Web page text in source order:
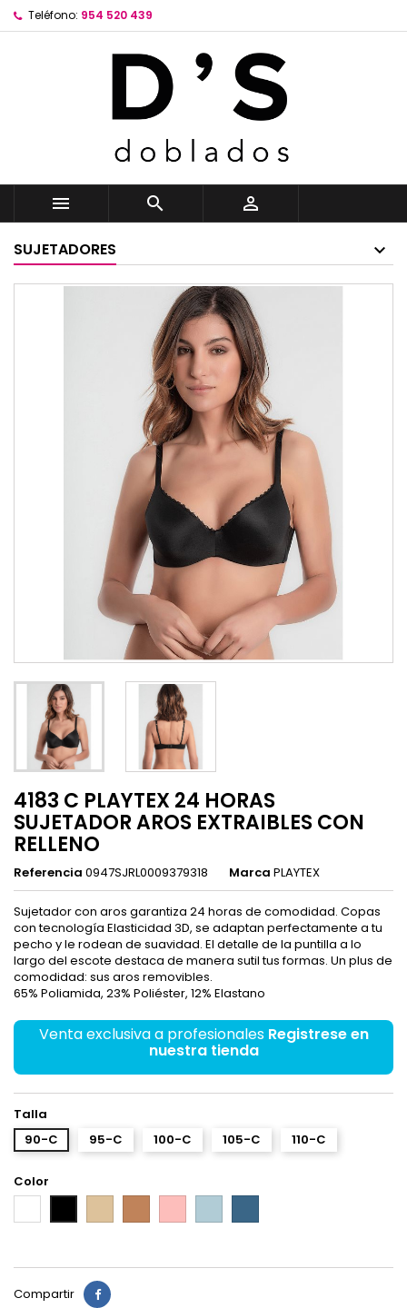
Teléfono: 954 520 439
  
SUJETADORES
4183 C PLAYTEX 24 HORAS
SUJETADOR AROS EXTRAIBLES CON
RELLENO
Referencia 0947SJRL0009379318 Marca PLAYTEX
Sujetador con aros garantiza 24 horas de comodidad. Copas
con tecnología Elasticidad 3D, se adaptan perfectamente a tu
pecho y le rodean de suavidad. El detalle de la puntilla a lo
largo del escote destaca de manera sutil tus formas. Un plus de
comodidad: sus aros removibles.
65% Poliamida, 23% Poliéster, 12% Elastano
Venta exclusiva a profesionales Registrese en
nuestra tienda
Talla
90-C
95-C 100-C 105-C 110-C
Color
Blanco
blue Real
Compartir